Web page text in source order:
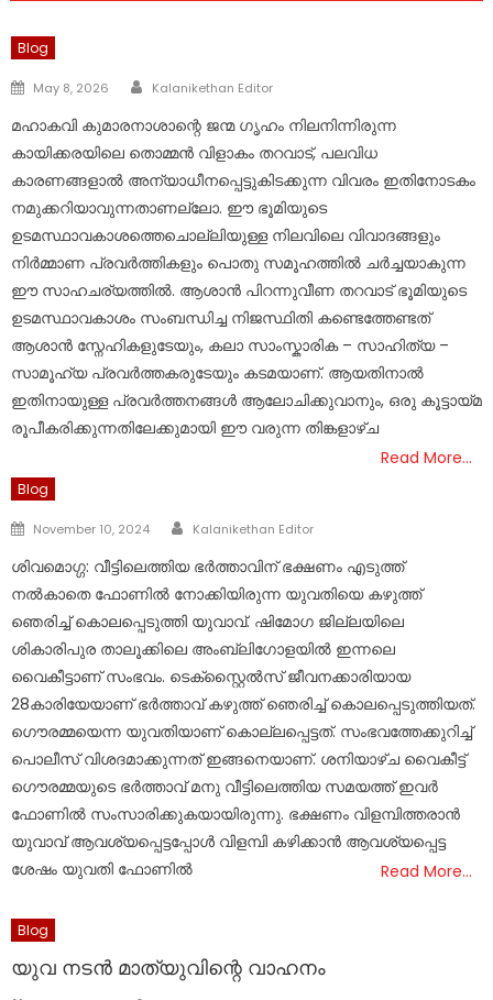
Blog
Posted
May 8, 2026 Author
Kalanikethan Editor
മഹാകവി കുമാരനാശാന്റെ ജന്മ ഗൃഹം നിലനിന്നിരുന്ന
കായിക്കരയിലെ തൊമ്മൻ വിളാകം തറവാട്, പലവിധ
കാരണങ്ങളാൽ അന്യാധീനപ്പെട്ടുകിടക്കുന്ന വിവരം ഇതിനോടകം
നമുക്കറിയാവുന്നതാണല്ലോ. ഈ ഭൂമിയുടെ
ഉടമസ്ഥാവകാശത്തെചൊല്ലിയുള്ള നിലവിലെ വിവാദങ്ങളും
നിർമ്മാണ പ്രവർത്തികളും പൊതു സമൂഹത്തിൽ ചർച്ചയാകുന്ന
ഈ സാഹചര്യത്തിൽ. ആശാൻ പിറന്നുവീണ തറവാട് ഭൂമിയുടെ
ഉടമസ്ഥാവകാശം സംബന്ധിച്ച നിജസ്ഥിതി കണ്ടെത്തേണ്ടത്
ആശാൻ സ്നേഹികളുടേയും, കലാ സാംസ്കാരിക – സാഹിത്യ –
സാമൂഹ്യ പ്രവർത്തകരുടേയും കടമയാണ്. ആയതിനാൽ
ഇതിനായുള്ള പ്രവർത്തനങ്ങൾ ആലോചിക്കുവാനും, ഒരു കൂട്ടായ്മ
രൂപീകരിക്കുന്നതിലേക്കുമായി ഈ വരുന്ന തിങ്കളാഴ്ച
Read More…
Blog
Posted
November 10, 2024 Author
Kalanikethan Editor
ശിവമൊഗ്ഗ: വീട്ടിലെത്തിയ ഭർത്താവിന് ഭക്ഷണം എടുത്ത്
നൽകാതെ ഫോണിൽ നോക്കിയിരുന്ന യുവതിയെ കഴുത്ത്
ഞെരിച്ച് കൊലപ്പെടുത്തി യുവാവ്. ഷിമോഗ ജില്ലയിലെ
ശികാരിപുര താലൂക്കിലെ അംബ്ലിഗോളയിൽ ഇന്നലെ
വൈകീട്ടാണ് സംഭവം. ടെക്സ്റ്റൈൽസ് ജീവനക്കാരിയായ
28കാരിയേയാണ് ഭർത്താവ് കഴുത്ത് ഞെരിച്ച് കൊലപ്പെടുത്തിയത്.
ഗൌരമ്മയെന്ന യുവതിയാണ് കൊല്ലപ്പെട്ടത്. സംഭവത്തേക്കുറിച്ച്
പൊലീസ് വിശദമാക്കുന്നത് ഇങ്ങനെയാണ്. ശനിയാഴ്ച വൈകീട്ട്
ഗൌരമ്മയുടെ ഭർത്താവ് മനു വീട്ടിലെത്തിയ സമയത്ത് ഇവർ
ഫോണിൽ സംസാരിക്കുകയായിരുന്നു. ഭക്ഷണം വിളമ്പിത്തരാൻ
യുവാവ് ആവശ്യപ്പെട്ടപ്പോൾ വിളമ്പി കഴിക്കാൻ ആവശ്യപ്പെട്ട
ശേഷം യുവതി ഫോണിൽ
Read More…
Blog
യുവ നടൻ മാത്യുവിന്റെ വാഹനം